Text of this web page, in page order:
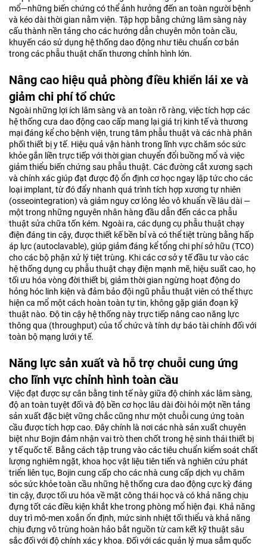
mổ—những biến chứng có thể ảnh hưởng đến an toàn người bệnh
và kéo dài thời gian nằm viện. Tập hợp bằng chứng lâm sàng này
cấu thành nền tảng cho các hướng dẫn chuyên môn toàn cầu,
khuyến cáo sử dụng hệ thống dao động như tiêu chuẩn cơ bản
trong các phẫu thuật chấn thương chỉnh hình lớn.
Nâng cao hiệu quả phòng điều khiển lái xe và
giảm chi phí tổ chức
Ngoài những lợi ích lâm sàng và an toàn rõ ràng, việc tích hợp các
hệ thống cưa dao động cao cấp mang lại giá trị kinh tế và thương
mại đáng kể cho bệnh viện, trung tâm phẫu thuật và các nhà phân
phối thiết bị y tế. Hiệu quả vận hành trong lĩnh vực chăm sóc sức
khỏe gắn liền trực tiếp với thời gian chuyển đổi buồng mổ và việc
giảm thiểu biến chứng sau phẫu thuật. Các đường cắt xương sạch
và chính xác giúp đạt được độ ổn định cơ học ngay lập tức cho các
loại implant, từ đó đẩy nhanh quá trình tích hợp xương tự nhiên
(osseointegration) và giảm nguy cơ lỏng lẻo vô khuẩn về lâu dài —
một trong những nguyên nhân hàng đầu dẫn đến các ca phẫu
thuật sửa chữa tốn kém. Ngoài ra, các dụng cụ phẫu thuật chạy
điện đáng tin cậy, được thiết kế bền bỉ và có thể tiệt trùng bằng hấp
áp lực (autoclavable), giúp giảm đáng kể tổng chi phí sở hữu (TCO)
cho các bộ phận xử lý tiệt trùng. Khi các cơ sở y tế đầu tư vào các
hệ thống dụng cụ phẫu thuật chạy điện mạnh mẽ, hiệu suất cao, họ
tối ưu hóa vòng đời thiết bị, giảm thời gian ngừng hoạt động do
hỏng hóc linh kiện và đảm bảo đội ngũ phẫu thuật viên có thể thực
hiện ca mổ một cách hoàn toàn tự tin, không gặp gián đoạn kỹ
thuật nào. Độ tin cậy hệ thống này trực tiếp nâng cao năng lực
thông qua (throughput) của tổ chức và tính dự báo tài chính đối với
toàn bộ mạng lưới y tế.
Năng lực sản xuất và hỗ trợ chuỗi cung ứng
cho lĩnh vực chỉnh hình toàn cầu
Việc đạt được sự cân bằng tinh tế này giữa độ chính xác lâm sàng,
độ an toàn tuyệt đối và độ bền cơ học lâu dài đòi hỏi một nền tảng
sản xuất đặc biệt vững chắc cũng như một chuỗi cung ứng toàn
cầu được tích hợp cao. Đây chính là nơi các nhà sản xuất chuyên
biệt như Bojin đảm nhận vai trò then chốt trong hệ sinh thái thiết bị
y tế quốc tế. Bằng cách tập trung vào các tiêu chuẩn kiểm soát chất
lượng nghiêm ngặt, khoa học vật liệu tiên tiến và nghiên cứu phát
triển liên tục, Bojin cung cấp cho các nhà cung cấp dịch vụ chăm
sóc sức khỏe toàn cầu những hệ thống cưa dao động cực kỳ đáng
tin cậy, được tối ưu hóa về mặt công thái học và có khả năng chịu
đựng tốt các điều kiện khắt khe trong phòng mổ hiện đại. Khả năng
duy trì mô-men xoắn ổn định, mức sinh nhiệt tối thiểu và khả năng
chịu đựng vô trùng hoàn hảo bắt nguồn từ cam kết kỹ thuật sâu
sắc đối với độ chính xác y khoa. Đối với các quản lý mua sắm quốc